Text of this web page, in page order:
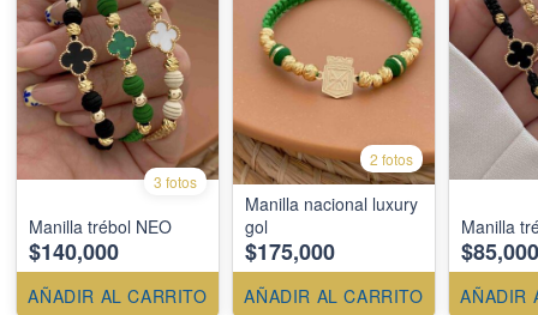
3 fotos
Manilla trébol NEO
$140,000
AÑADIR AL CARRITO
2 fotos
Manilla nacional luxury
gol
$175,000
AÑADIR AL CARRITO
Manilla
$85,000
AÑADIR